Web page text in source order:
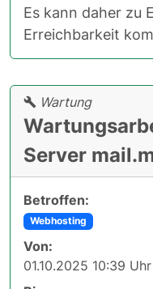
Es kann daher zu
Erreichbarkeit
Wartung
Server
Betroffen:
Webhosting
Von:
01.10.2025 10:39 Uhr